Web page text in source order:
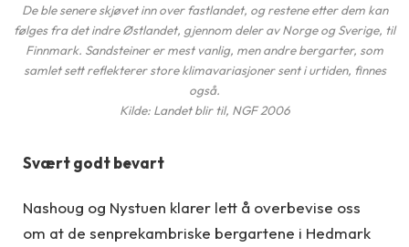
De ble senere skjøvet inn over fastlandet, og restene etter dem kan
følges fra det indre Østlandet, gjennom deler av Norge og Sverige, til
Finnmark. Sandsteiner er mest vanlig, men andre bergarter, som
samlet sett reflekterer store klimavariasjoner sent i urtiden, finnes
også.
Kilde: Landet blir til, NGF 2006
Svært godt bevart
Nashoug og Nystuen klarer lett å overbevise oss
om at de senprekambriske bergartene i Hedmark